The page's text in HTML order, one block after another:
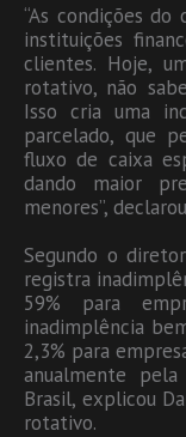
“As condições
instituições
clientes. Hoje,
rotativo, não
Isso cria uma
parcelado, que
fluxo de caixa
dando maior
menores”,
Segundo o
registra
59% para
inadimplência
2,3% para
anualmente
Brasil, explicou
rotativo.